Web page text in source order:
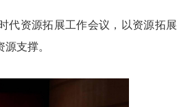
代资源拓展工作会议，以资源拓展
支撑。